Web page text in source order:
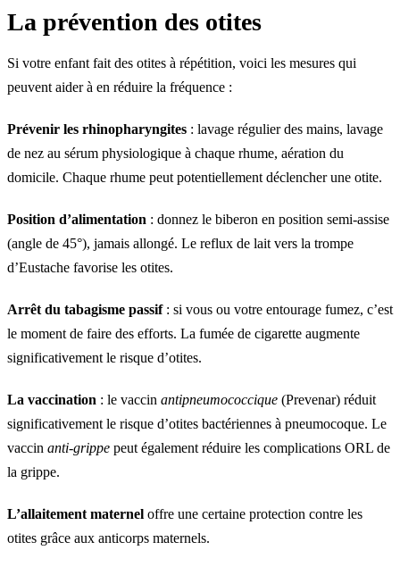
La prévention des otites
Si votre enfant fait des otites à répétition, voici les mesures qui
peuvent aider à en réduire la fréquence :
Prévenir les rhinopharyngites : lavage régulier des mains, lavage
de nez au sérum physiologique à chaque rhume, aération du
domicile. Chaque rhume peut potentiellement déclencher une otite.
Position d’alimentation : donnez le biberon en position semi-assise
(angle de 45°), jamais allongé. Le reflux de lait vers la trompe
d’Eustache favorise les otites.
Arrêt du tabagisme passif: si vous ou votre entourage fumez, c’est
le moment de faire des efforts. La fumée de cigarette augmente
significativement le risque d’otites.
La vaccination : le vaccin antipneumococcique (Prevenar) réduit
significativement le risque d’otites bactériennes à pneumocoque. Le
vaccin anti-grippe peut également réduire les complications ORL de
la grippe.
L’allaitement maternel offre une certaine protection contre les
otites grâce aux anticorps maternels.